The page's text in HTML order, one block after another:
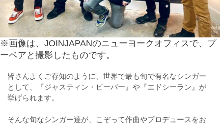
※画像は、JOINJAPANのニューヨークオフィスで、プ
ーベアと撮影したものです。
皆さんよくご存知のように、世界で最も旬で有名なシンガー
として、『ジャスティン・ビーバー』や『エドシーラン』が
挙げられます。
そんな旬なシンガー達が、こぞって作曲やプロデュースをお